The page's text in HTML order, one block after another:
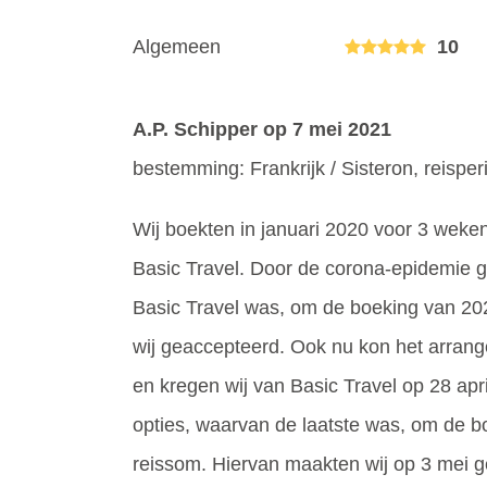
Algemeen 10
A.P. Schipper op 7 mei 2021
bestemming: Frankrijk / Sisteron,
Wij boekten in januari 2020 voor 3
Basic Travel. Door de corona-epidemie
Basic Travel was, om de boeking van
wij geaccepteerd. Ook nu kon het
en kregen wij van Basic Travel op 28
opties, waarvan de laatste was, om de
reissom. Hiervan maakten wij op 3 mei